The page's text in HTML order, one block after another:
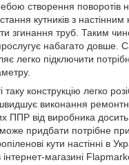
створення
кутників з настінним
згинання труб. Таким
набагато довше.
легко підключити
таку конструкцію легко
виконання
ППР від виробника
придбати потрібне
кути настінні в
інтернет-магазині